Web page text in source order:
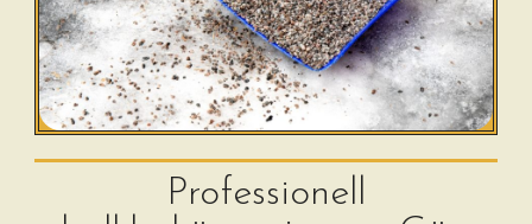
Professionell